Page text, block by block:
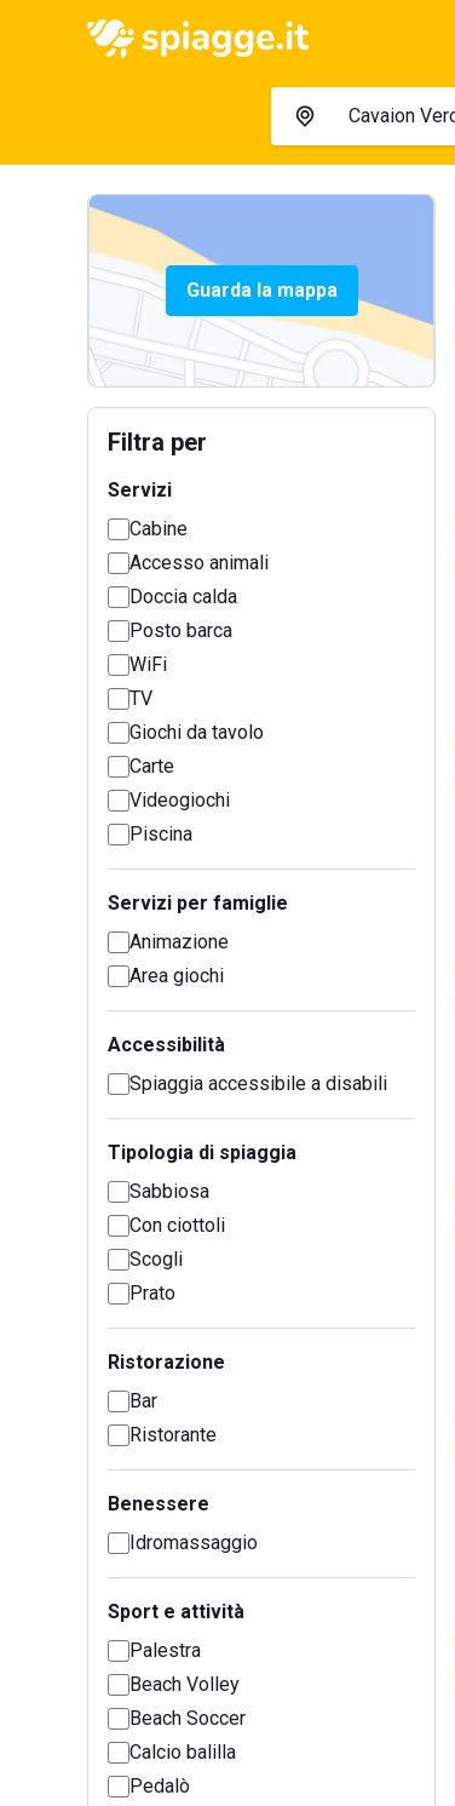
Guarda la mappa
Filtra per
Servizi
Cabine
Accesso animali
Doccia calda
Posto barca
WiFi
TV
Giochi da tavolo
Carte
Videogiochi
Piscina
Servizi per famiglie
Animazione
Area giochi
Accessibilità
Spiaggia accessibile a disabili
Tipologia di spiaggia
Sabbiosa
Con ciottoli
Scogli
Prato
Ristorazione
Bar
Ristorante
Benessere
Idromassaggio
Sport e attività
Palestra
Beach Volley
Beach Soccer
Calcio balilla
Pedalò